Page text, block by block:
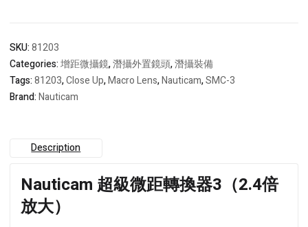
SKU:81203
Categories:增距微攝鏡,潛攝外置鏡頭,潛攝裝備
Tags:81203,Close Up,Macro Lens,Nauticam,SMC-3
Brand:Nauticam
Description
Nauticam 超級微距轉換器3（2.4倍
放大）